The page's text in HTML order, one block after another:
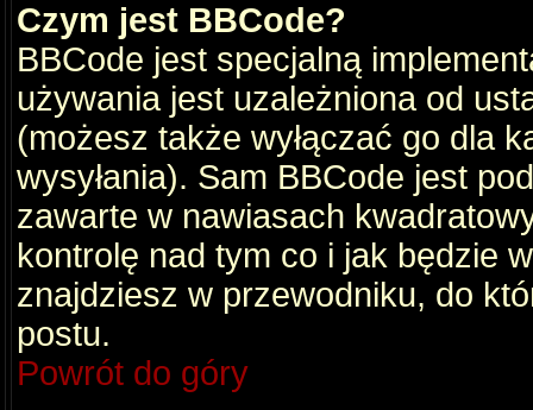
Czym jest BBCode?
BBCode jest specjalną
używania jest uzależniona od
(możesz także wyłączać go dla
wysyłania). Sam BBCode jest
zawarte w nawiasach
kontrolę nad tym co i jak będzie
znajdziesz w przewodniku, do
postu.
Powrót do góry